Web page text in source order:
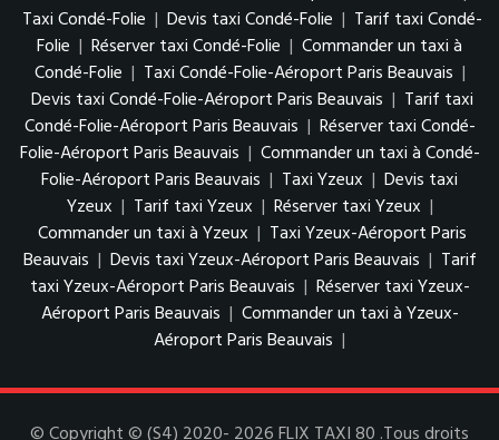
Taxi Condé-Folie | Devis taxi Condé-Folie | Tarif taxi Condé-
Folie | Réserver taxi Condé-Folie | Commander un taxi à
Condé-Folie | Taxi Condé-Folie-Aéroport Paris Beauvais |
Devis taxi Condé-Folie-Aéroport Paris Beauvais | Tarif taxi
Condé-Folie-Aéroport Paris Beauvais | Réserver taxi Condé-
Folie-Aéroport Paris Beauvais | Commander un taxi à Condé-
Folie-Aéroport Paris Beauvais | Taxi Yzeux | Devis taxi
Yzeux | Tarif taxi Yzeux | Réserver taxi Yzeux |
Commander un taxi à Yzeux | Taxi Yzeux-Aéroport Paris
Beauvais | Devis taxi Yzeux-Aéroport Paris Beauvais | Tarif
taxi Yzeux-Aéroport Paris Beauvais | Réserver taxi Yzeux-
Aéroport Paris Beauvais | Commander un taxi à Yzeux-
Aéroport Paris Beauvais |